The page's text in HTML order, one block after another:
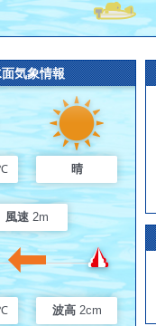
気象情報
晴
風速 2m
波高 2cm